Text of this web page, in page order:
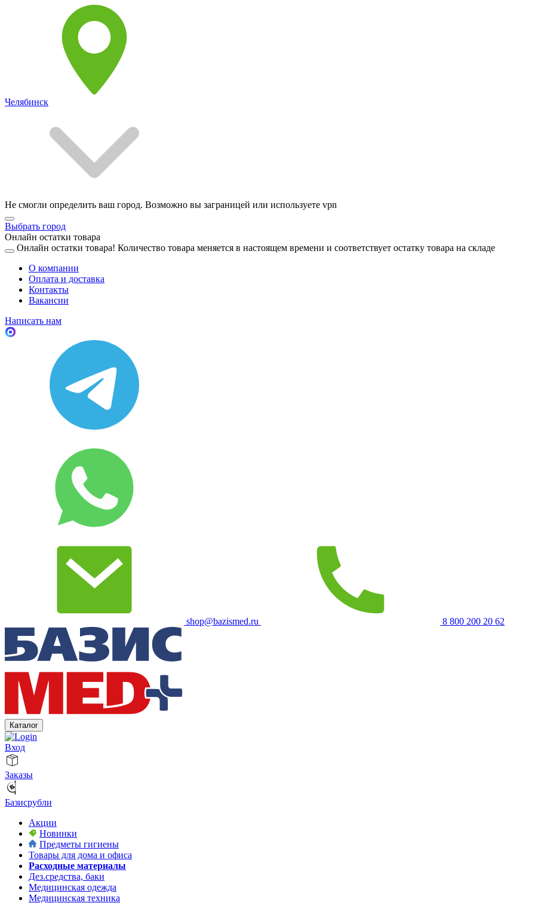
Челябинск
Не смогли определить ваш город. Возможно вы заграницей или используете vpn
Выбрать город
Онлайн остатки товара
Онлайн остатки товара! Количество товара меняется в настоящем времени и соответствует остатку товара на складе
О компании
Оплата и доставка
Контакты
Вакансии
Написать нам
shop@bazismed.ru 8 800 200 20 62
Каталог
Вход
Заказы
Базисрубли
Акции
Новинки
Предметы гигиены
Товары для дома и офиса
Расходные материалы
Дез.средства, баки
Медицинская одежда
Медицинская техника